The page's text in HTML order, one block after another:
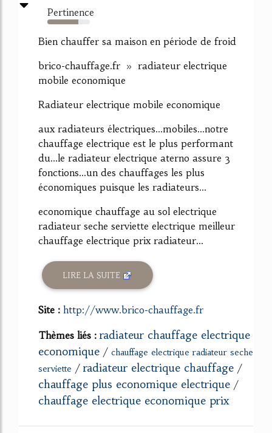
Pertinence
73%
Bien chauffer sa maison en période de froid
brico-chauffage.fr » radiateur electrique
mobile economique
Radiateur electrique mobile economique
aux radiateurs électriques...mobiles...notre
chauffage electrique est le plus performant
du...le radiateur electrique aterno assure 3
fonctions...un des chauffages les plus
économiques puisque les radiateurs...
economique chauffage au sol electrique
radiateur seche serviette electrique meilleur
chauffage electrique prix radiateur...
LIRE LA SUITE
Site : http://www.brico-chauffage.fr
Thèmes liés :radiateur chauffage electrique
economique / chauffage electrique radiateur seche
serviette /radiateur electrique chauffage /
chauffage plus economique electrique /
chauffage electrique economique prix